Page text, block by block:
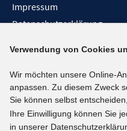
Impressum
Datenschutzerklärung
Barrieren melden
Social-Media-Kanäle
BlueSky
YouTube
Verwendung von Cookies
Wir möchten unsere Online-
anpassen. Zu diesem Zweck
Sie können selbst
Ihre Einwilligung können Sie
in unserer